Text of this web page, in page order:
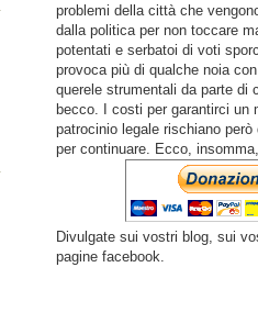
problemi della città che
dalla politica per non toccare
potentati e serbatoi di voti
provoca più di qualche noia
querele strumentali da parte di
becco. I costi per garantirci un
patrocinio legale rischiano
per continuare. Ecco,
Divulgate sui vostri blog, sui
pagine facebook.